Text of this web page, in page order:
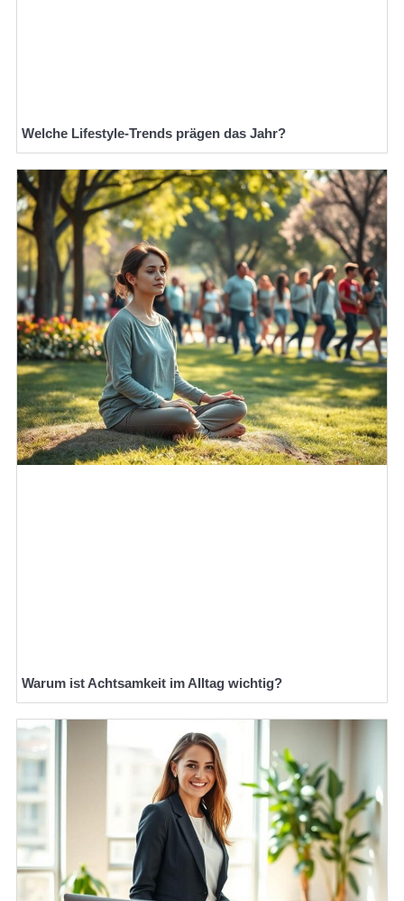
Welche Lifestyle-Trends prägen das Jahr?
Warum ist Achtsamkeit im Alltag wichtig?